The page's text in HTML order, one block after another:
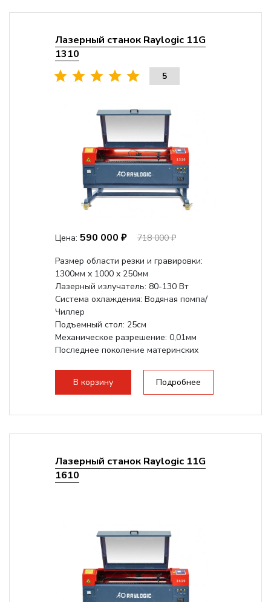
Лазерный станок Raylogic 11G
1310
5
Цена: 590 000 ₽
718 000 ₽
Размер области резки и гравировки:
1300мм х 1000 х 250мм
Лазерный излучатель: 80-130 Вт
Система охлаждения: Водяная помпа/
Чиллер
Подъемный стол: 25см
Механическое разрешение: 0,01мм
Последнее поколение материнских
В корзину Подробнее
Лазерный станок Raylogic 11G
1610